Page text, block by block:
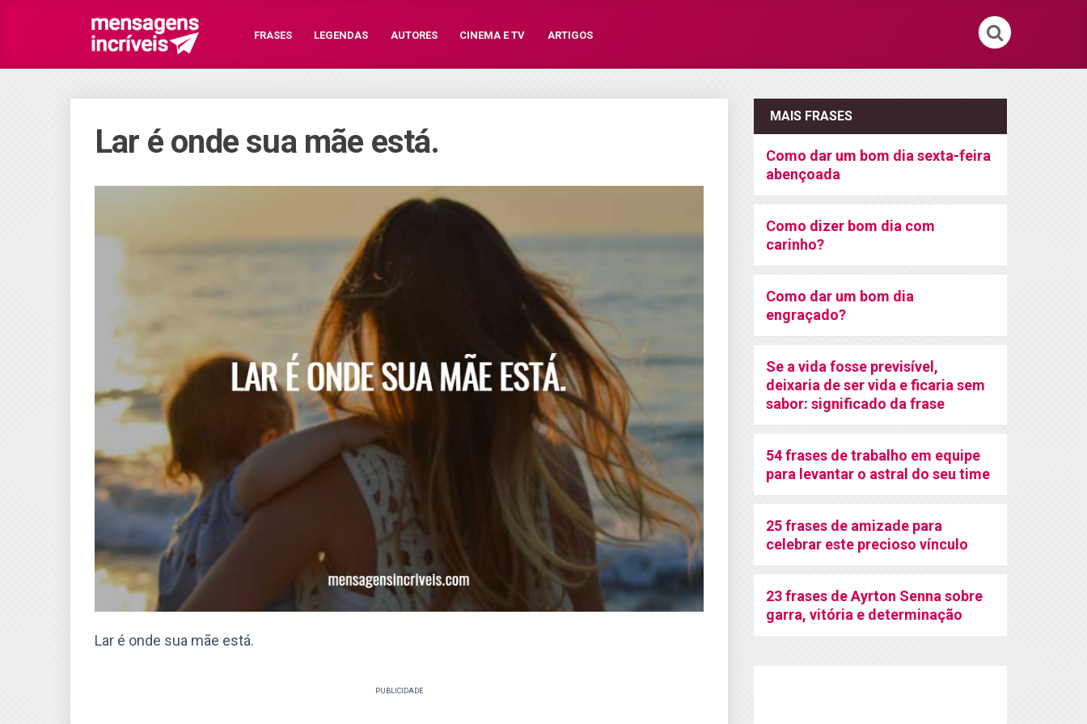
FRASES LEGENDAS AUTORES CINEMA E TV ARTIGOS
Lar é onde sua mãe está.
Lar é onde sua mãe está.
PUBLICIDADE
MAIS FRASES
Como dar um bom dia sexta-feira
abençoada
Como dizer bom dia com
carinho?
Como dar um bom dia
engraçado?
Se a vida fosse previsível,
deixaria de ser vida e ficaria sem
sabor: significado da frase
54 frases de trabalho em equipe
para levantar o astral do seu time
25 frases de amizade para
celebrar este precioso vínculo
23 frases de Ayrton Senna sobre
garra, vitória e determinação